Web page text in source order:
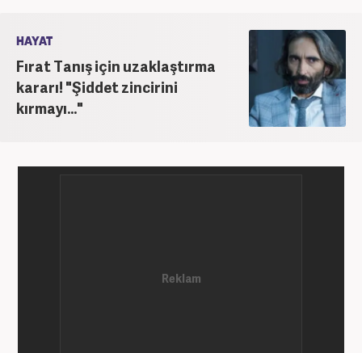
HAYAT
Fırat Tanış için uzaklaştırma
kararı! "Şiddet zincirini
kırmayı..."